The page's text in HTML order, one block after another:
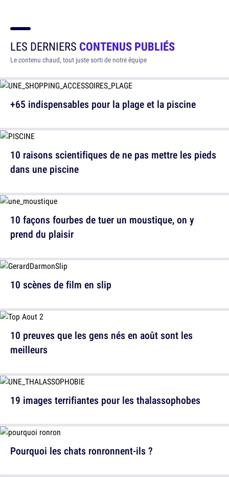
LES DERNIERS CONTENUS PUBLIÉS
Le contenu chaud, tout juste sorti de notre équipe
+65 indispensables pour la plage et la piscine
10 façons fourbes de tuer un moustique, on y
prend du plaisir
10 preuves que les gens nés en août sont les
meilleurs
Pourquoi les chats ronronnent-ils ?
10 raisons scientifiques de ne pas mettre les pieds
dans une piscine
10 scènes de film en slip
19 images terrifiantes pour les thalassophobes